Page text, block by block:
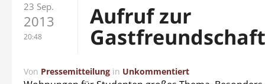
23 Sep.
2013
20:48
Aufruf zur
Von Pressemitteilung in Unkommentiert